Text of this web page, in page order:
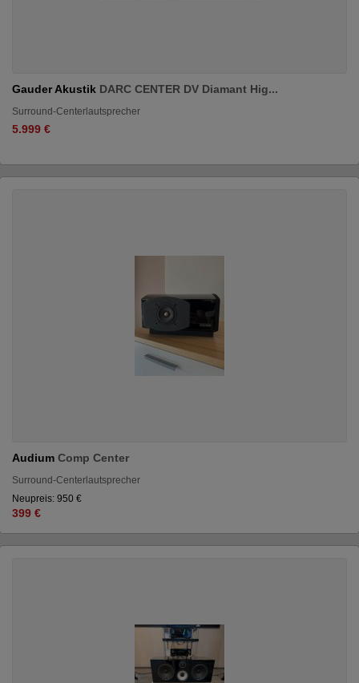
Gauder Akustik DARC CENTER DV Diamant Hig...
Surround-Centerlautsprecher
5.999 €
Audium Comp Center
Surround-Centerlautsprecher
Neupreis: 950 €
399 €